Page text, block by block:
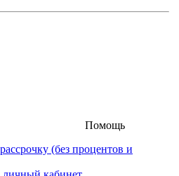
Помощь
(без процентов и